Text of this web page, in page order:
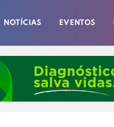
NOTÍCIAS EVENTOS